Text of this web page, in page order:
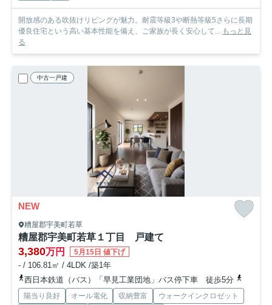
開放感のある吹抜けリビングが魅力。耐震等級3や断熱等級5さらに長期
優良住宅という高い基本性能を備え、ご家族が長く安心して...
もっと見
る
中古一戸建
NEW
糟屋郡宇美町若草
糟屋郡宇美町若草１丁目 戸建て
3,380万円 5月15日 値下げ
- / 106.81㎡ / 4LDK /築1年
西日本鉄道（バス）「早見工業団地」バス停下車 徒歩5分
陽当り良好 オール電化 収納豊富
ウォークインクロゼット